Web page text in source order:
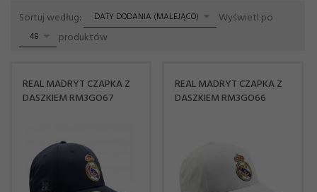
Sortuj według: sortDATY DODANIA (MALEJĄCO) Wyświetl po
48 produktów
REAL MADRYT CZAPKA Z
DASZKIEM RM3GO67
REAL MADRYT CZAPKA Z
DASZKIEM RM3GO66